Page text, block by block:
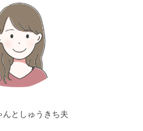
としゅうきち夫